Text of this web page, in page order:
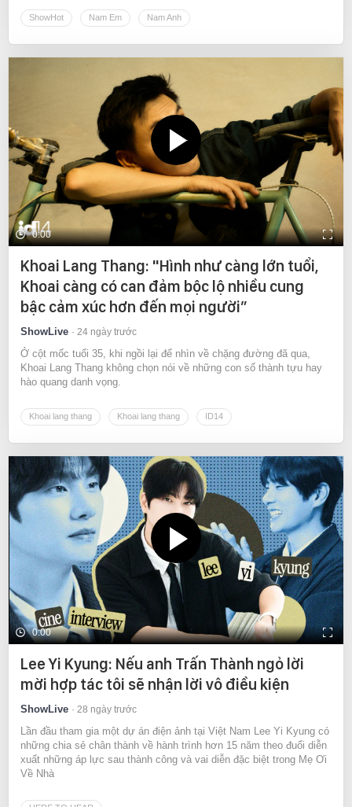
ShowHot Nam Em Nam Anh
0:00
Khoai Lang Thang: "Hình như càng lớn tuổi,
Khoai càng có can đảm bộc lộ nhiều cung
bậc cảm xúc hơn đến mọi người”
ShowLive 24 ngày trước
Ở cột mốc tuổi 35, khi ngồi lại để nhìn về chặng đường đã qua,
Khoai Lang Thang không chọn nói về những con số thành tựu hay
hào quang danh vọng.
Khoai lang thang Khoai lang thang ID14
0:00
Lee Yi Kyung: Nếu anh Trấn Thành ngỏ lời
mời hợp tác tôi sẽ nhận lời vô điều kiện
ShowLive 28 ngày trước
Lần đầu tham gia một dự án điện ảnh tại Việt Nam Lee Yi Kyung có
những chia sẻ chân thành về hành trình hơn 15 năm theo đuổi diễn
xuất những áp lực sau thành công và vai diễn đặc biệt trong Mẹ Ơi
Về Nhà